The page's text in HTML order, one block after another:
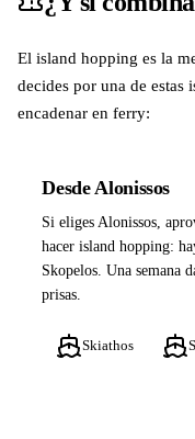
El island hopping es la
decides por una de estas
encadenar en ferry:
Desde Alonissos
Si eliges Alonissos,
hacer island hopping:
Skopelos. Una semana
prisas.
Skiathos